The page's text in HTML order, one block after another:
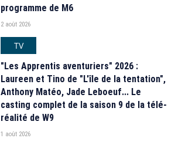
programme de M6
2 août 2026
TV
"Les Apprentis aventuriers" 2026 :
Laureen et Tino de "L'île de la tentation",
Anthony Matéo, Jade Leboeuf... Le
casting complet de la saison 9 de la télé-
réalité de W9
1 août 2026